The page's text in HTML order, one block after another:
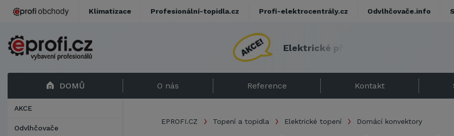
Elektrické
DOMŮ O nás Reference Kontakt
AKCE
Odvlhčovače
EPROFI.CZ Topení a topidla Elektrické topení Domácí konvektory
Klimatizace Profesionální-topidla.cz Profi-elektrocentrály.cz Odvlhčovače.info